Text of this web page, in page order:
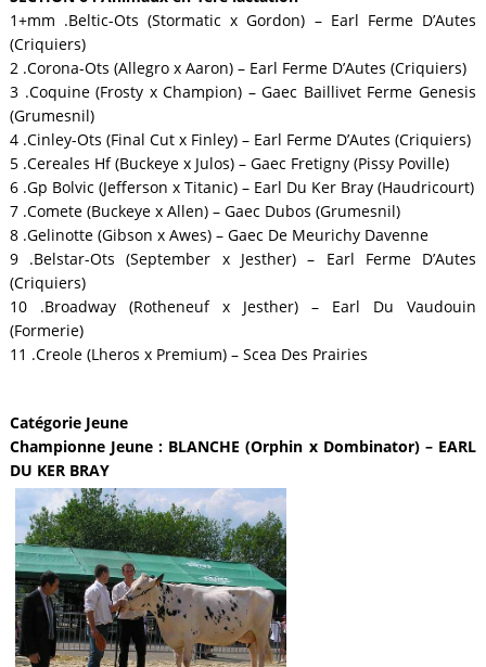
1+mm .Beltic-Ots (Stormatic x Gordon) – Earl Ferme D’Autes
(Criquiers)
2 .Corona-Ots (Allegro x Aaron) – Earl Ferme D’Autes (Criquiers)
3 .Coquine (Frosty x Champion) – Gaec Baillivet Ferme Genesis
(Grumesnil)
4 .Cinley-Ots (Final Cut x Finley) – Earl Ferme D’Autes (Criquiers)
5 .Cereales Hf (Buckeye x Julos) – Gaec Fretigny (Pissy Poville)
6 .Gp Bolvic (Jefferson x Titanic) – Earl Du Ker Bray (Haudricourt)
7 .Comete (Buckeye x Allen) – Gaec Dubos (Grumesnil)
8 .Gelinotte (Gibson x Awes) – Gaec De Meurichy Davenne
9 .Belstar-Ots (September x Jesther) – Earl Ferme D’Autes
(Criquiers)
10 .Broadway (Rotheneuf x Jesther) – Earl Du Vaudouin
(Formerie)
11 .Creole (Lheros x Premium) – Scea Des Prairies
Catégorie Jeune
Championne Jeune : BLANCHE (Orphin x Dombinator) – EARL
DU KER BRAY